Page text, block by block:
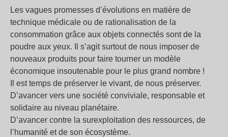
Les vagues promesses d’évolutions en matière de
technique médicale ou de rationalisation de la
consommation grâce aux objets connectés sont de la
poudre aux yeux. Il s’agit surtout de nous imposer de
nouveaux produits pour faire tourner un modèle
économique insoutenable pour le plus grand nombre !
Il est temps de préserver le vivant, de nous préserver.
D’avancer vers une société conviviale, responsable et
solidaire au niveau planétaire.
D’avancer contre la surexploitation des ressources, de
l’humanité et de son écosystème.